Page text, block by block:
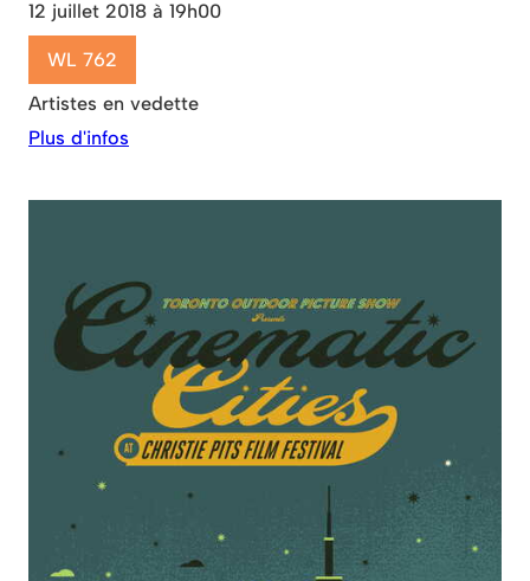
12 juillet 2018 à 19h00
WL 762
Artistes en vedette
Plus d'infos